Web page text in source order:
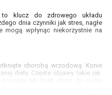
to klucz do zdrowego układu
dnia czynniki jak stres, nagłe
mogą wpłynąc niekorzystnie na
chorobą wrzodową. Konie
diety. Częste objawy takie jak